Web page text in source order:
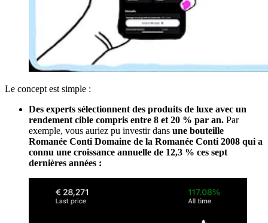
Le concept est simple :
Des experts sélectionnent des produits de luxe avec un
rendement cible compris entre 8 et 20 % par an. Par
exemple, vous auriez pu investir dans une bouteille
Romanée Conti Domaine de la Romanée Conti 2008 qui a
connu une croissance annuelle de 12,3 % ces sept
dernières années :